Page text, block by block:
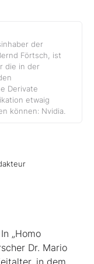
der
Förtsch, ist
die in der
Derivate
etwaig
können: Nvidia.
„Homo
Dr. Mario
in dem